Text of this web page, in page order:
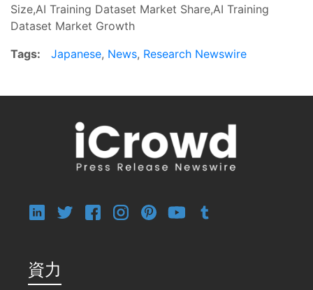
Size,AI Training Dataset Market Share,AI Training
Dataset Market Growth
Tags:
Japanese, News, Research Newswire
資力